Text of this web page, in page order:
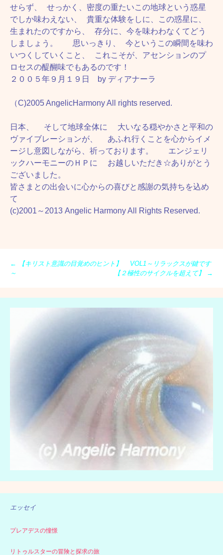
せらず、 せっかく、密度の重たいこの地球という惑星
でしか味わえない、 貴重な体験をしに、この惑星に、
生まれたのですから、 存分に、今を味わわなくてどう
しましょう。 思いっきり、 今というこの瞬間を味わ
いつくしていくこと、 これこそが、アセンションのプ
ロセスの醍醐味でもあるのです！
２００５年９月１９日 by ディアナーラ
（C)2005 AngelicHarmony All rights reserved.
日本、 そして地球全体に 大いなる穏やかさと平和の
ヴァイブレーションが、 あふれ行くことを心からイメ
ージし意図しながら、祈っております。 エンジェリ
ックハーモニーのＨＰに お越しいただき☆ありがとう
ございました。
皆さまとの出会いに心からの喜びと感謝の気持ちを込め
て
(c)2001～2013 Angelic Harmony All Rights Reserved.
ビ
←
【キリスト意識の目覚めのヒント】 VOL1～リラックスが鍵です
～
【２極性のサイクルを超えて】 →
エッセイ
プレアデスの憧憬
リトゥルスターの冒険と探求の旅